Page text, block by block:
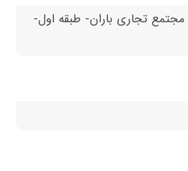
مجتمع تجاری باران- طبقه اول-